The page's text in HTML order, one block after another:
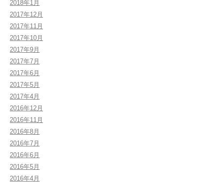
2018年1月
2017年12月
2017年11月
2017年10月
2017年9月
2017年7月
2017年6月
2017年5月
2017年4月
2016年12月
2016年11月
2016年8月
2016年7月
2016年6月
2016年5月
2016年4月